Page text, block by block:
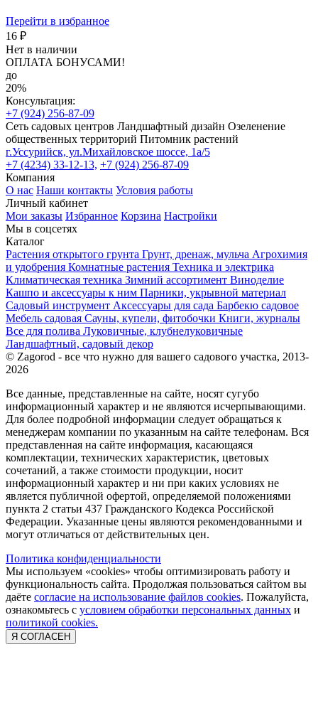
Перейти в избранное
16 ₽
Нет в наличии
ОПЛАТА БОНУСАМИ!
до
20%
Консультация:
+7 (924) 256-87-09
Сеть садовых центров Ландшафтный дизайн Озеленение
общественных территорий Питомник растений
г.Уссурийск, ул.Михайловское шоссе, 1а/5
+7 (4234) 33-12-13, +7 (924) 256-87-09
Компания
О нас Наши контакты Условия работы
Личный кабинет
Мои заказы Избранное Корзина Настройки
Мы в соцсетях
Каталог
Растения открытого грунта Грунт, дренаж, мульча Агрохимия
и удобрения Комнатные растения Техника и электрика
Климатическая техника Зимний ассортимент Виноделие
Кашпо и аксессуары к ним Парники, укрывной материал
Садовый инструмент Аксессуары для сада Барбекю садовое
Мебель садовая Сауны, купели, фитобочки Книги, журналы
Все для полива Луковичные, клубнелуковичные
Ландшафтный, садовый декор
© Zagorod - все что нужно для вашего садового участка, 2013-
2026
Все данные, представленные на сайте, носят сугубо
информационный характер и не являются исчерпывающими.
Для более подробной информации следует обращаться к
менеджерам компании по указанным на сайте телефонам. Вся
представленная на сайте информация, касающаяся
комплектации, технических характеристик, цветовых
сочетаний, а также стоимости продукции, носит
информационный характер и ни при каких условиях не
является публичной офертой, определяемой положениями
пункта 2 статьи 437 Гражданского Кодекса Российской
Федерации. Указанные цены являются рекомендованными и
могут отличаться от действительных цен.
Политика конфиденциальности
Мы используем «cookies» чтобы оптимизировать работу и
функциональность сайта. Продолжая пользоваться сайтом вы
даёте согласие на использование файлов cookies. Пожалуйста,
ознакомьтесь с условием обработки персональных данных и
политикой cookies.
Я СОГЛАСЕН